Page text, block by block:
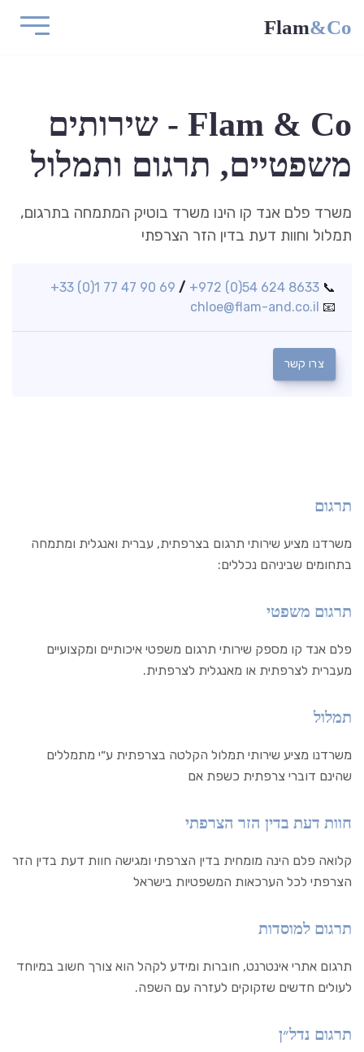
Flam&Co
Flam & Co - שירותים
משפטיים, תרגום ותמלול
משרד פלם אנד קו הינו משרד בוטיק המתמחה בתרגום,
תמלול וחוות דעת בדין הזר הצרפתי
📞
+972 (0)54 624 8633
/
+33 (0)1 77 47 90 69
📧
chloe@flam-and.co.il
צרו קשר
תרגום
משרדנו מציע שירותי תרגום בצרפתית, עברית ואנגלית ומתמחה
בתחומים שביניהם נכללים:
תרגום משפטי
פלם אנד קו מספק שירותי תרגום משפטי איכותיים ומקצועיים
מעברית לצרפתית או מאנגלית לצרפתית.
תמלול
משרדנו מציע שירותי תמלול הקלטה בצרפתית ע״י מתמללים
שהינם דוברי צרפתית כשפת אם
חוות דעת בדין הזר הצרפתי
קלואה פלם הינה מומחית בדין הצרפתי ומגישה חוות דעת בדין הזר
הצרפתי לכל הערכאות המשפטיות בישראל
תרגום למוסדות
תרגום אתרי אינטרנט, חוברות ומידע לקהל הוא צורך חשוב במיוחד
לעולים חדשים שזקוקים לעזרה עם השפה.
תרגום נדל״ן